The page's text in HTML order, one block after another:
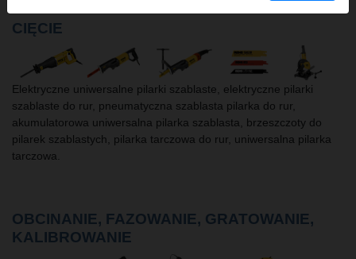
CIĘCIE
Elektryczne uniwersalne pilarki szablaste, elektryczne pilarki
szablaste do rur, pneumatyczna szablasta pilarka do rur,
akumulatorowa uniwersalna pilarka szablasta, brzeszczoty do
pilarek szablastych, pilarka tarczowa do rur, uniwersalna pilarka
tarczowa.
OBCINANIE, FAZOWANIE, GRATOWANIE,
KALIBROWANIE